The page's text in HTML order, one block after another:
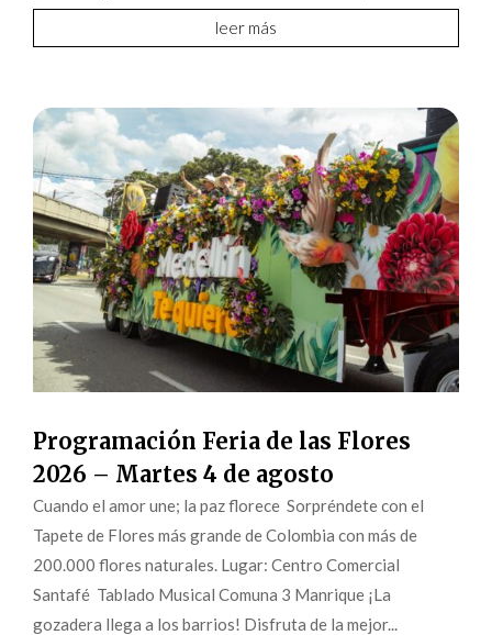
leer más
Programación Feria de las Flores
2026 – Martes 4 de agosto
Cuando el amor une; la paz florece Sorpréndete con el
Tapete de Flores más grande de Colombia con más de
200.000 flores naturales. Lugar: Centro Comercial
Santafé Tablado Musical Comuna 3 Manrique ¡La
gozadera llega a los barrios! Disfruta de la mejor...